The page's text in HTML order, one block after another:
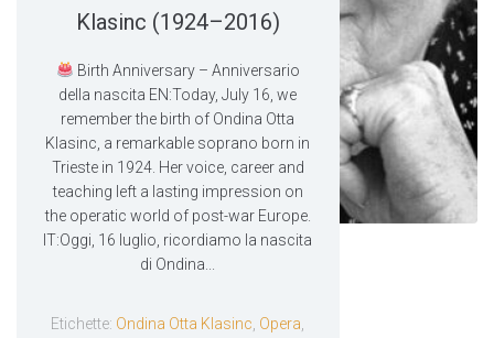
Klasinc (1924–2016)
Birth Anniversary – Anniversario
della nascita EN:Today, July 16, we
remember the birth of Ondina Otta
Klasinc, a remarkable soprano born in
Trieste in 1924. Her voice, career and
teaching left a lasting impression on
the operatic world of post-war Europe.
IT:Oggi, 16 luglio, ricordiamo la nascita
di Ondina...
Etichette: Ondina Otta Klasinc Opera